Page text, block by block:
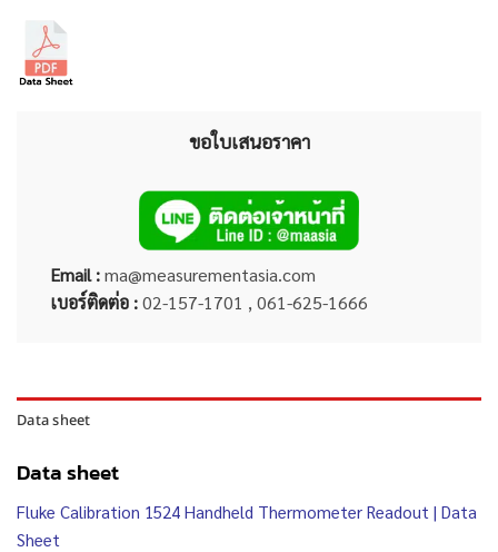
ขอใบเสนอราคา
Email :ma@measurementasia.com
เบอร์ติดต่อ :02-157-1701 , 061-625-1666
Data sheet
Data sheet
Fluke Calibration 1524 Handheld Thermometer Readout | Data
Sheet